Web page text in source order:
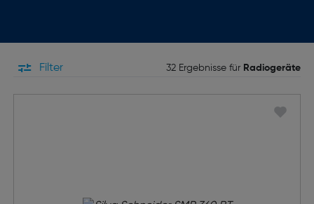
Filter 32 Ergebnisse für Radiogeräte